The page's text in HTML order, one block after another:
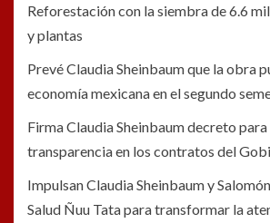
Reforestación con la siembra de 6.6
y plantas
Prevé Claudia Sheinbaum que la obra
economía mexicana en el segundo
Firma Claudia Sheinbaum decreto
transparencia en los contratos del
Impulsan Claudia Sheinbaum y
Salud Ñuu Tata para transformar la